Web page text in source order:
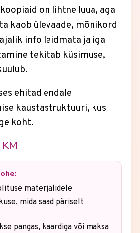
on lihtne luua, aga
kaob ülevaade, mõnikord
info leidmata ja iga
tekitab küsimuse,
ehitad endale
kaustastruktuuri, kus
koht.
KM
materjalidele
mida saad päriselt
pangas, kaardiga või maksa